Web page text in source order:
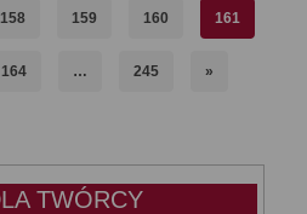
158 159 160 161
164 … 245 »
TWÓRCY